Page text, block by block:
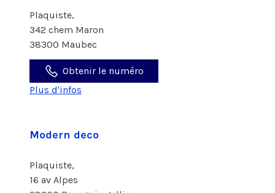
Plaquiste,
342 chem Maron
38300 Maubec
Obtenir le numéro
Plus d'infos
Modern deco
Plaquiste,
16 av Alpes